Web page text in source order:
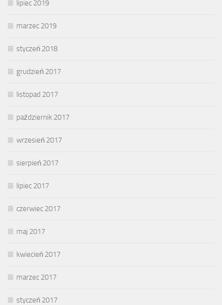
lipiec 2019
marzec 2019
styczeń 2018
grudzień 2017
listopad 2017
październik 2017
wrzesień 2017
sierpień 2017
lipiec 2017
czerwiec 2017
maj 2017
kwiecień 2017
marzec 2017
styczeń 2017